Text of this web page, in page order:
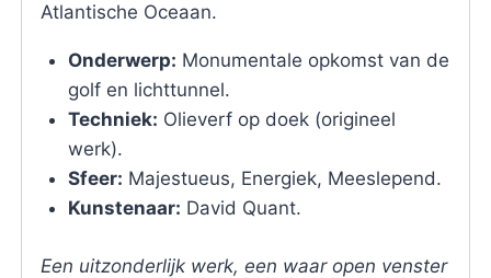
Atlantische Oceaan.
Onderwerp: Monumentale opkomst van de
golf en lichttunnel.
Techniek: Olieverf op doek (origineel
werk).
Sfeer: Majestueus, Energiek, Meeslepend.
Kunstenaar: David Quant.
Een uitzonderlijk werk, een waar open venster